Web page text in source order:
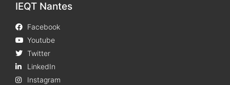
IEQT Nantes
Facebook
Youtube
Twitter
LinkedIn
Instagram